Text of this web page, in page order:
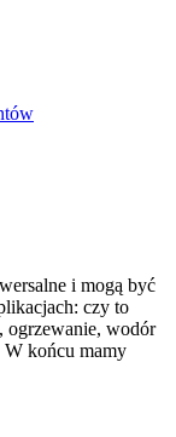
i mogą być
czy to
ogrzewanie, wodór
W końcu mamy